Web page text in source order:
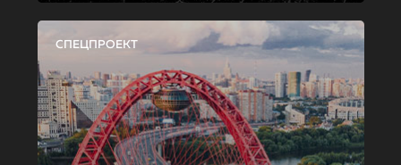
СПЕЦПРОЕКТ